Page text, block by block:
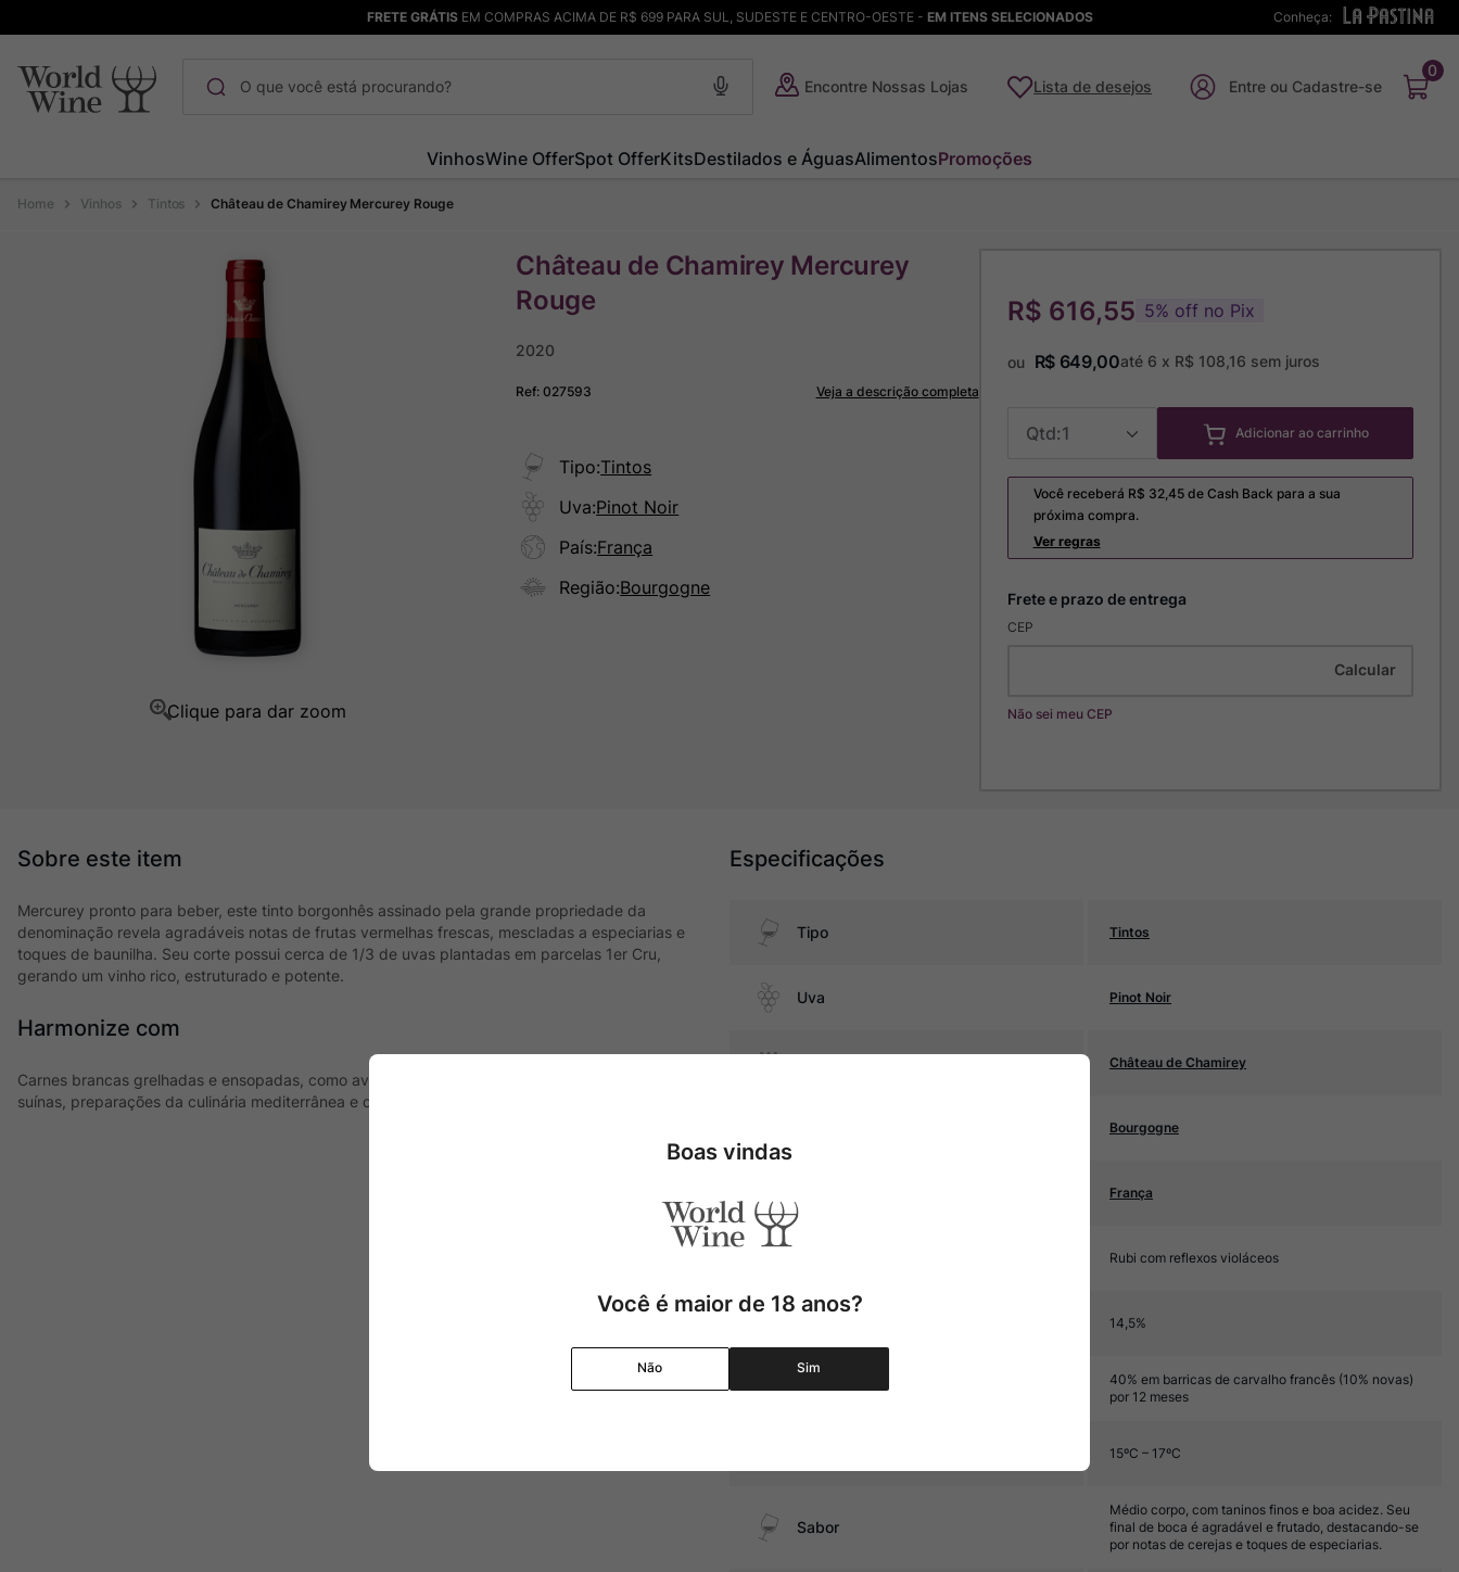
Conheça:
FRETE GRÁTISEM COMPRAS ACIMA DE R$ 699 PARA SUL, SUDESTE E CENTRO-OESTE - EM ITENS SELECIONADOS
Encontre Nossas Lojas Lista de desejos
0
VinhosWine OfferSpot OfferKitsDestilados e ÁguasAlimentosPromoções
Vinhos Tintos Château de Chamirey Mercurey Rouge
Château de Chamirey Mercurey
Rouge
2020
Ref:027593 Veja a descrição completa
Tipo:Tintos
Uva:Pinot Noir
País:França
Região:Bourgogne
R$ 616,55 5% off no Pix
ou R$ 649,00até 6 x R$ 108,16 sem juros
1 Adicionar ao carrinho
Você receberá R$ 32,45de Cash Back para a sua
próxima compra.
Ver regras
CEP
Não sei meu CEP
Mercurey pronto para beber, este tinto borgonhês assinado pela grande propriedade da
denominação revela agradáveis notas de frutas vermelhas frescas, mescladas a especiarias e
toques de baunilha. Seu corte possui cerca de 1/3 de uvas plantadas em parcelas 1er Cru,
gerando um vinho rico, estruturado e potente.
Harmonize com
Carnes brancas grelhadas e ensopadas, como aves, massas com molho de tomate, carnes
suínas, preparações da culinária mediterrânea e queijos amarelos
Especificações
Tipo Tintos
Uva Pinot Noir
Château de Chamirey
Bourgogne
França
Rubi com reflexos violáceos
14,5%
Amadurecimento
40% em barricas de carvalho francês (10% novas)
por 12 meses
15ºC – 17ºC
Sabor
Médio corpo, com taninos finos e boa acidez. Seu
final de boca é agradável e frutado, destacando-se
por notas de cerejas e toques de especiarias.
1º Maçanita
Bodega Garzon
Champagne
Boas vindas
Você é maior de 18 anos?
Não Sim